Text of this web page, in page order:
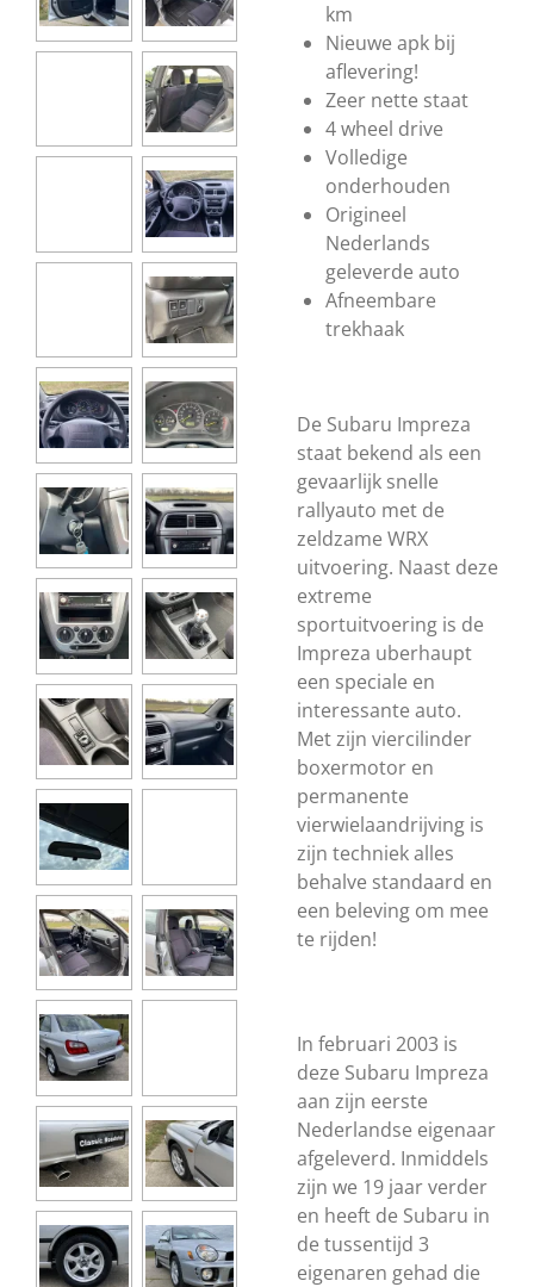
km
Nieuwe apk bij
aflevering!
Zeer nette staat
4 wheel drive
Volledige
onderhouden
Origineel
Nederlands
geleverde auto
Afneembare
trekhaak
De Subaru Impreza
staat bekend als een
gevaarlijk snelle
rallyauto met de
zeldzame WRX
uitvoering. Naast deze
extreme
sportuitvoering is de
Impreza uberhaupt
een speciale en
interessante auto.
Met zijn viercilinder
boxermotor en
permanente
vierwielaandrijving is
zijn techniek alles
behalve standaard en
een beleving om mee
te rijden!
In februari 2003 is
deze Subaru Impreza
aan zijn eerste
Nederlandse eigenaar
afgeleverd. Inmiddels
zijn we 19 jaar verder
en heeft de Subaru in
de tussentijd 3
eigenaren gehad die